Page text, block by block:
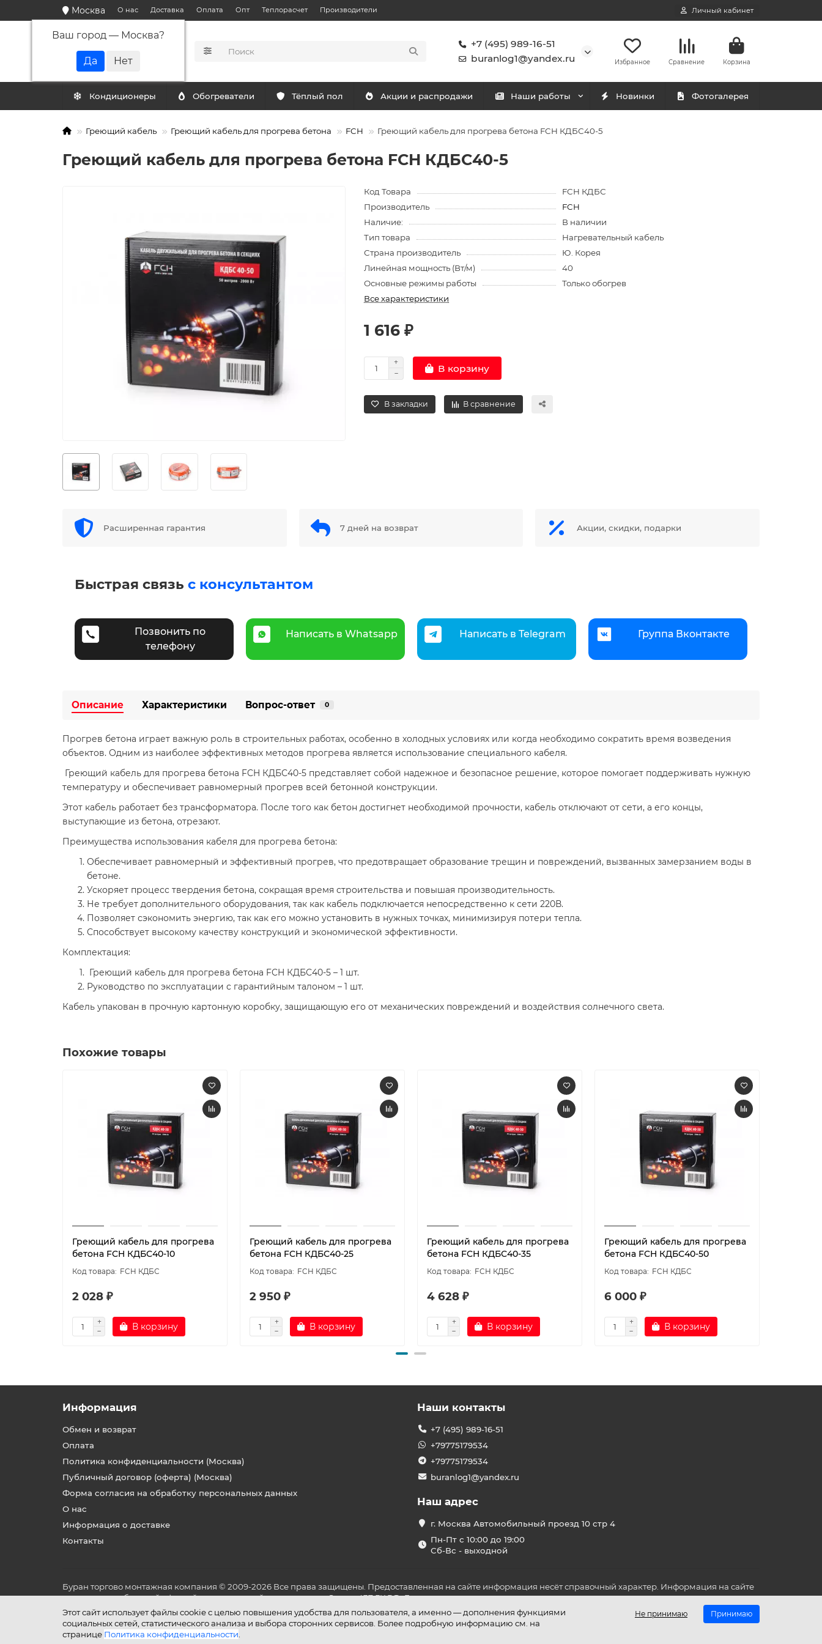
Москва
Ваш город — Москва?
О нас Доставка Оплата Опт Теплорасчет Производители Личный кабинет
+7 (495) 989-16-51
buranlog1@yandex.ru
Избранное Сравнение Корзина
Кондиционеры Обогреватели Тёплый пол Акции и распродажи Наши работы Новинки Фотогалерея
Греющий кабель Греющий кабель для прогрева бетона FCH Греющий кабель для прогрева бетона FCH КДБС40-5
Греющий кабель для прогрева бетона FCH КДБС40-5
Код Товара
FCH КДБС
Производитель
FCH
Наличие:
В наличии
Тип товара
Нагревательный кабель
Страна производитель
Ю. Корея
Линейная мощность (Вт/м)
40
Основные режимы работы
Только обогрев
Все характеристики
1 616 ₽
В корзину
В закладки В сравнение
Расширенная гарантия 7 дней на возврат Акции, скидки, подарки
Быстрая связь с консультантом
Позвонить по
телефону
Написать в Whatsapp Написать в Telegram Группа Вконтакте
Описание Характеристики Вопрос-ответ 0
Прогрев бетона играет важную роль в строительных работах, особенно в холодных условиях или когда необходимо сократить время возведения
объектов. Одним из наиболее эффективных методов прогрева является использование специального кабеля.
Греющий кабель для прогрева бетона FCH КДБС40-5 представляет собой надежное и безопасное решение, которое помогает поддерживать нужную
температуру и обеспечивает равномерный прогрев всей бетонной конструкции.
Этот кабель работает без трансформатора. После того как бетон достигнет необходимой прочности, кабель отключают от сети, а его концы,
выступающие из бетона, отрезают.
Преимущества использования кабеля для прогрева бетона:
Обеспечивает равномерный и эффективный прогрев, что предотвращает образование трещин и повреждений, вызванных замерзанием воды в
бетоне.
Ускоряет процесс твердения бетона, сокращая время строительства и повышая производительность.
Не требует дополнительного оборудования, так как кабель подключается непосредственно к сети 220В.
Позволяет сэкономить энергию, так как его можно установить в нужных точках, минимизируя потери тепла.
Способствует высокому качеству конструкций и экономической эффективности.
Комплектация:
Греющий кабель для прогрева бетона FCH КДБС40-5 – 1 шт.
Руководство по эксплуатации с гарантийным талоном – 1 шт.
Кабель упакован в прочную картонную коробку, защищающую его от механических повреждений и воздействия солнечного света.
Похожие товары
Греющий кабель для прогрева
бетона FCH КДБС40-10
FCH КДБС
2 028 ₽
В корзину
Греющий кабель для прогрева
бетона FCH КДБС40-25
FCH КДБС
2 950 ₽
В корзину
Греющий кабель для прогрева
бетона FCH КДБС40-35
FCH КДБС
4 628 ₽
В корзину
Греющий кабель для прогрева
бетона FCH КДБС40-50
FCH КДБС
6 000 ₽
В корзину
Этот сайт использует файлы cookie с целью повышения удобства для пользователя, а именно — дополнения функциями
социальных сетей, статистического анализа и выбора сторонних сервисов. Более подробную информацию см. на
странице Политика конфиденциальности
Не принимаю Принимаю
Информация
Обмен и возврат
Оплата
Политика конфиденциальности (Москва)
Публичный договор (оферта) (Москва)
Форма согласия на обработку персональных данных
О нас
Информация о доставке
Контакты
Наши контакты
+7 (495) 989-16-51
+79775179534
+79775179534
buranlog1@yandex.ru
Наш адрес
г. Москва Автомобильный проезд 10 стр 4
Пн-Пт с 10:00 до 19:00
Сб-Вс - выходной
Буран торгово монтажная компания © 2009-2026 Все права защищены. Предоставленная на сайте информация несёт справочный характер. Информация на сайте
не является публичной офертой, определяемой положениями Статьи 437 ГК РФ. До оплаты товара удостоверьтесь во всех для вас важных характеристиках в товаре
и условиях его эксплуатации.